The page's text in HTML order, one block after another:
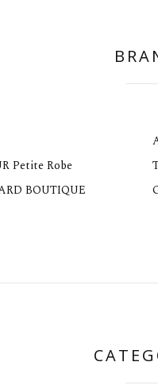
Petite Robe
BOUTIQUE